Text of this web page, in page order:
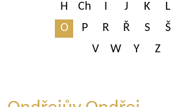
H
Ch I J K L
O
P R Ř S Š
V
W Y Z